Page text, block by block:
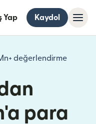
Yap Kaydol
değerlendirme
para